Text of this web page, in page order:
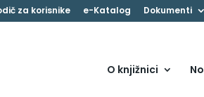
za korisnike e-Katalog Dokumenti
O knjižnici